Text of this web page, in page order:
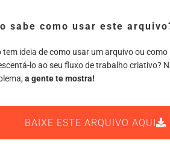
sabe como usar este
tem ideia de como usar um arquivo ou como
lo ao seu fluxo de trabalho criativo?
a gente te mostra!
BAIXE ESTE ARQUIVO AQUI